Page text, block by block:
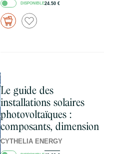
DISPONIBLE24.50 €
Le guide des
installations solaires
photovoltaïques :
composants, dimension
CYTHELIA ENERGY